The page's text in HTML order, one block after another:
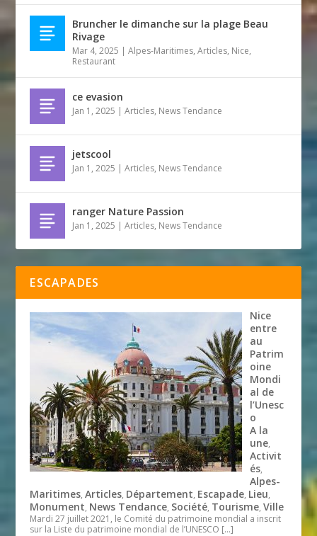
Bruncher le dimanche sur la plage Beau
Rivage
Mar 4, 2025 |Alpes-Maritimes,Articles, Nice,
Restaurant
ce evasion
Jan 1, 2025 |Articles, News Tendance
jetscool
Jan 1, 2025 |Articles, News Tendance
ranger Nature Passion
Jan 1, 2025 |Articles, News Tendance
ESCAPADES
Nice
entre
au
Patrim
oine
Mondi
al de
l’Unesc
o
A la
une,
Activit
és,
Alpes-
Maritimes,Articles, Département, Escapade, Lieu,
Monument, News Tendance, Société, Tourisme,Ville
Mardi 27 juillet 2021, le Comité du patrimoine mondial a inscrit
sur la Liste du patrimoine mondial de l’UNESCO […]